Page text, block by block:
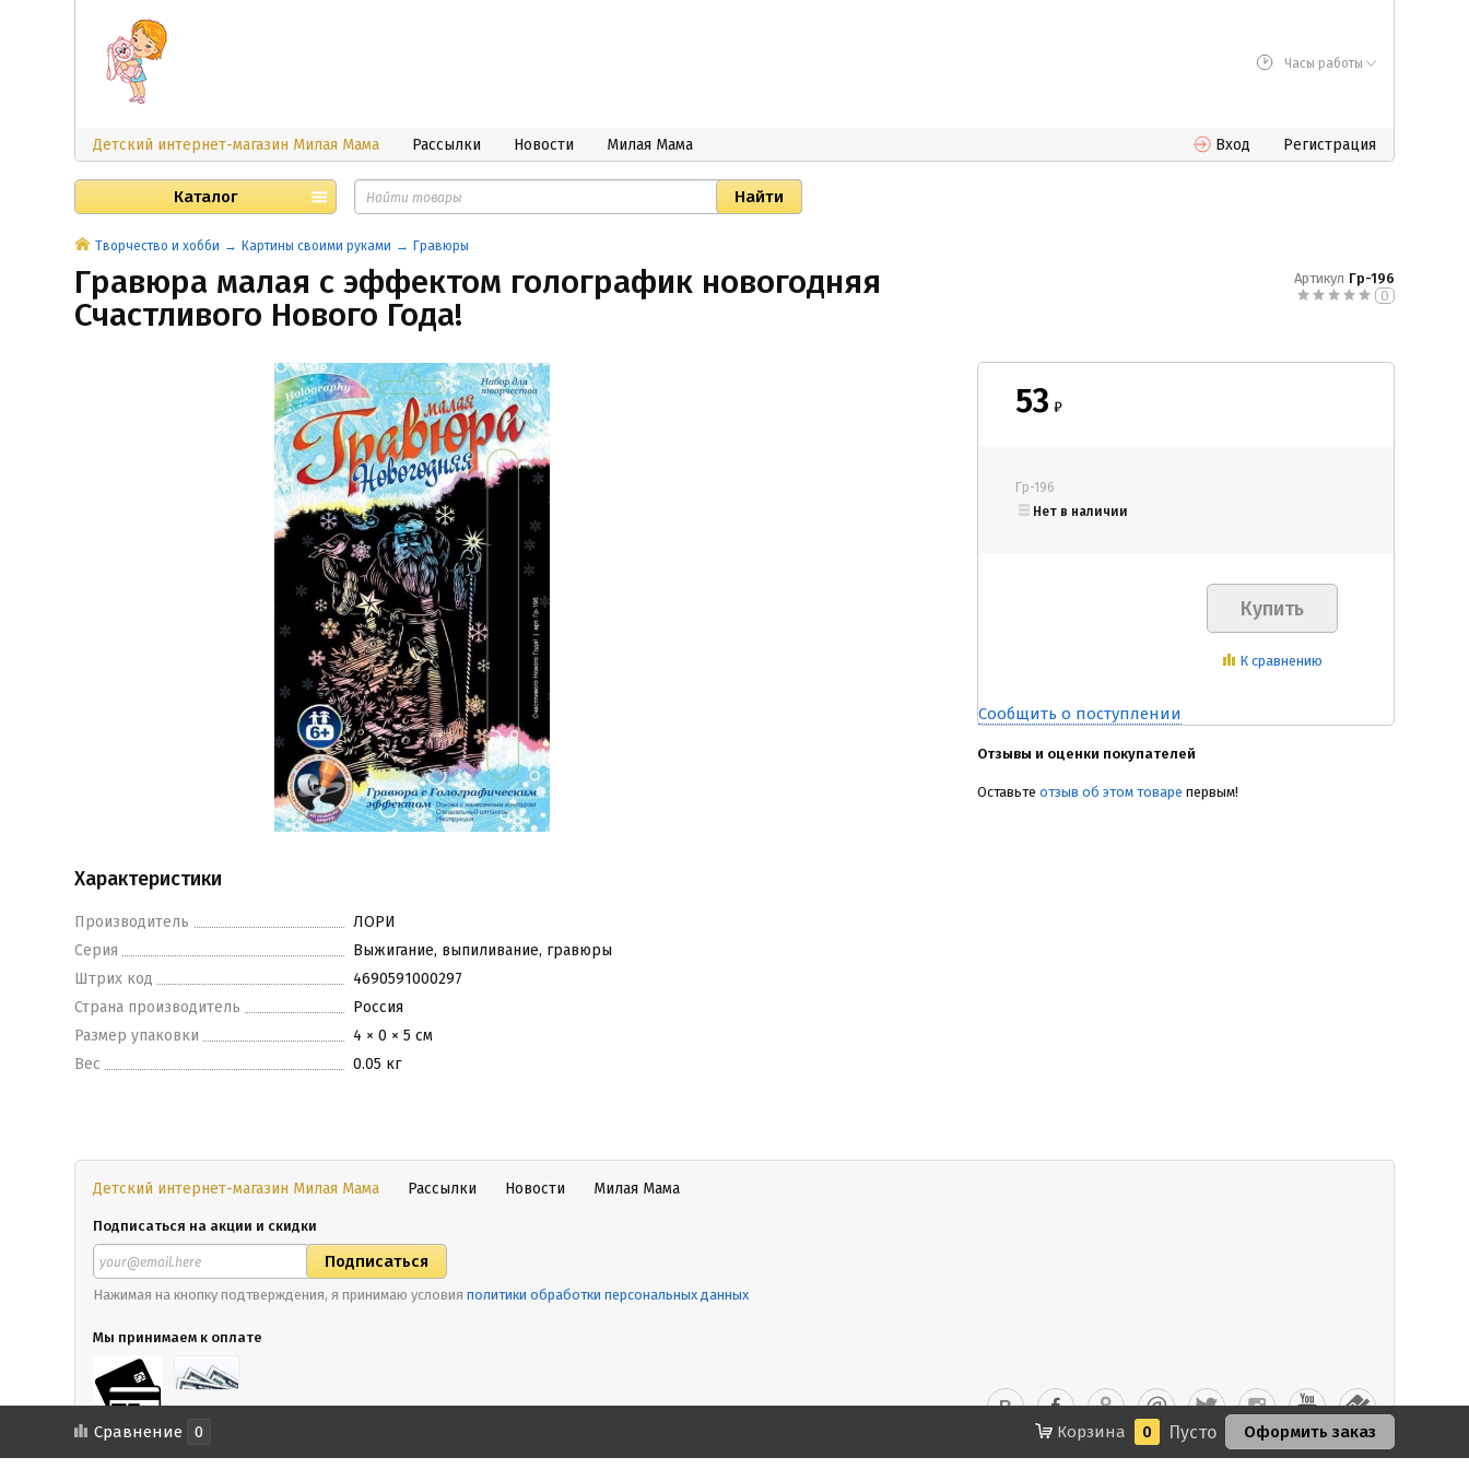
Часы работы
Детский интернет-магазин Милая Мама Рассылки Новости Милая Мама Вход Регистрация
Каталог
Творчество и хобби Картины своими руками Гравюры
Гравюра малая с эффектом голографик новогодняя
Счастливого Нового Года!
Артикул Гр-196
0
Характеристики
Производитель
ЛОРИ
Серия
Выжигание, выпиливание, гравюры
Штрих код
4690591000297
Страна производитель
Россия
Размер упаковки
4 × 0 × 5 см
Вес
0.05 кг
53 ₽
Гр-196
Нет в наличии
К сравнению
Сообщить о поступлении
Отзывы и оценки покупателей
Оставьте отзыв об этом товаре первым!
Детский интернет-магазин Милая Мама Рассылки Новости Милая Мама
Подписаться на акции и скидки
Нажимая на кнопку подтверждения, я принимаю условия политики обработки персональных данных
Мы принимаем к оплате
Сравнение 0 Корзина 0 Пусто Оформить заказ